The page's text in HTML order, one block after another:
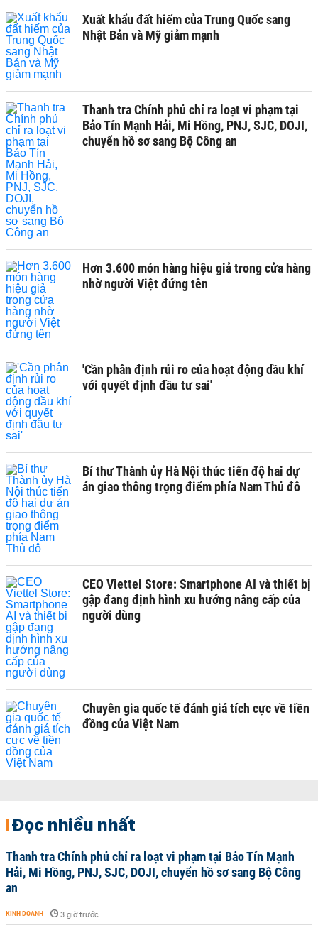
Xuất khẩu đất hiếm của Trung Quốc sang
Nhật Bản và Mỹ giảm mạnh
Thanh tra Chính phủ chỉ ra loạt vi phạm tại
Bảo Tín Mạnh Hải, Mi Hồng, PNJ, SJC, DOJI,
chuyển hồ sơ sang Bộ Công an
Hơn 3.600 món hàng hiệu giả trong cửa hàng
nhờ người Việt đứng tên
'Cần phân định rủi ro của hoạt động dầu khí
với quyết định đầu tư sai'
Bí thư Thành ủy Hà Nội thúc tiến độ hai dự
án giao thông trọng điểm phía Nam Thủ đô
CEO Viettel Store: Smartphone AI và thiết bị
gập đang định hình xu hướng nâng cấp của
người dùng
Chuyên gia quốc tế đánh giá tích cực về tiền
đồng của Việt Nam
Đọc nhiều nhất
Thanh tra Chính phủ chỉ ra loạt vi phạm tại Bảo Tín Mạnh
Hải, Mi Hồng, PNJ, SJC, DOJI, chuyển hồ sơ sang Bộ Công
an
KINH DOANH - 3 giờ trước